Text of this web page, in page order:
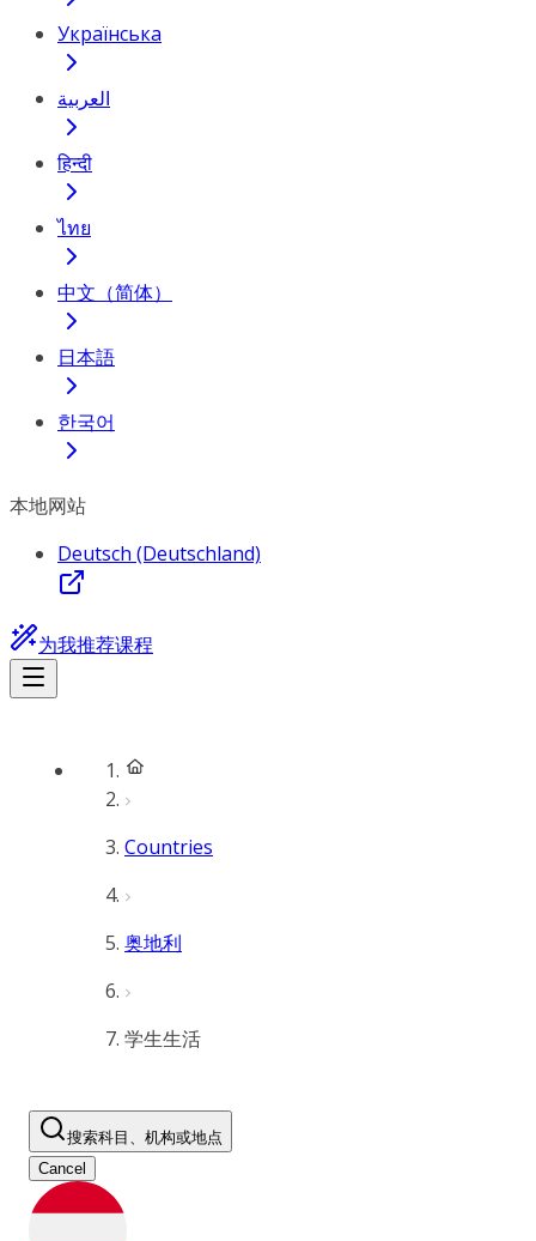
Українська
العربية
हिन्दी
ไทย
中文（简体）
日本語
한국어
本地网站
Deutsch (Deutschland)
为我推荐课程
Countries
奥地利
学生生活
搜索科目、机构或地点
Cancel